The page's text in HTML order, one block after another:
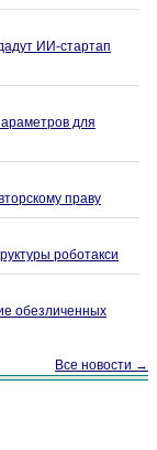
ИИ-стартап
для
праву
роботакси
обезличенных
Все новости →